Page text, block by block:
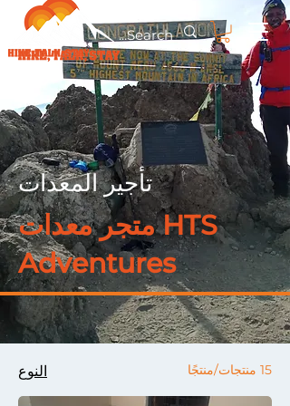
تأجير المعدات
متجر معدات HTS
Adventures
15 منتجات/منتجًا النوع